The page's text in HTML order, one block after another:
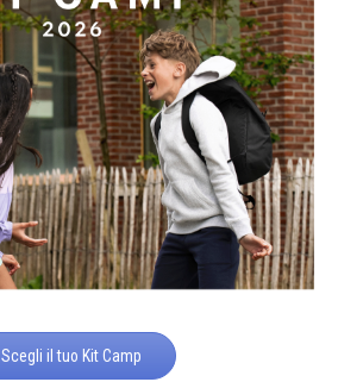
Scegli il tuo Kit Camp